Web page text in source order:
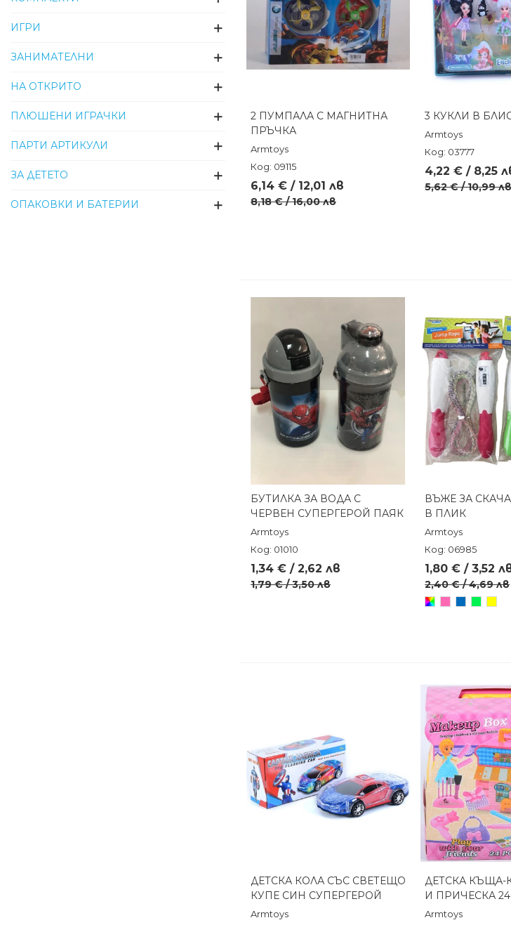
ИГРИ
ЗАНИМАТЕЛНИ
НА ОТКРИТО
ПЛЮШЕНИ ИГРАЧКИ
ПАРТИ АРТИКУЛИ
ЗА ДЕТЕТО
ОПАКОВКИ И БАТЕРИИ
Бърз преглед
2 ПУМПАЛА С МАГНИТНА
ПРЪЧКА
Armtoys
Код: 09115
6,14 € / 12,01 лв
8,18 € / 16,00 лв
Бърз
3 КУКЛИ В
Armtoys
Код: 03777
4,22 € / 8,25
5,62 € / 10,99
Бърз преглед
БУТИЛКА ЗА ВОДА С
ЧЕРВЕН СУПЕРГЕРОЙ ПАЯК
Armtoys
Код: 01010
1,34 € / 2,62 лв
1,79 € / 3,50 лв
Бърз
ВЪЖЕ ЗА
В ПЛИК
Armtoys
Код: 06985
1,80 € / 3,52
2,40 € / 4,69 лв
Произволен/
Бърз преглед
ДЕТСКА КОЛА СЪС СВЕТЕЩО
КУПЕ СИН СУПЕРГЕРОЙ
Armtoys
Бърз
ДЕТСКА КЪЩА-
И ПРИЧЕСКА
Armtoys